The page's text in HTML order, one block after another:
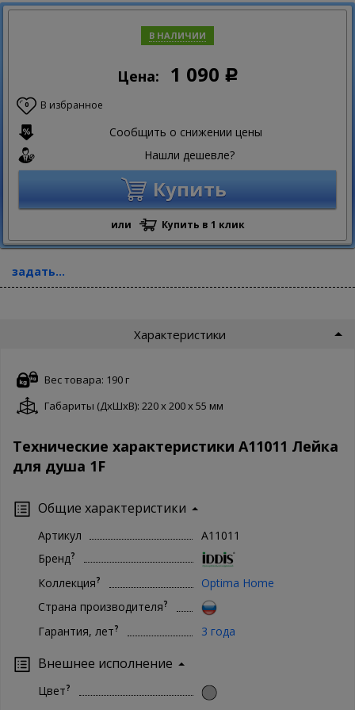
В НАЛИЧИИ
Цена: 1 090 Р
0 В избранное
Сообщить о снижении цены
Нашли дешевле?
Купить
или Купить в 1 клик
задать...
Характеристики
Вес товара: 190 г
Габариты (ДxШxВ): 220 x 200 x 55 мм
Технические характеристики A11011 Лейка
для душа 1F
Общие характеристики
Артикул
A11011
Бренд?
Коллекция?
Optima Home
Страна производителя?
Гарантия, лет? 3 года
Внешнее исполнение
Цвет?